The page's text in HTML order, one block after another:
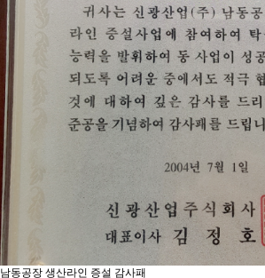
남동공장 생산라인 증설 감사패